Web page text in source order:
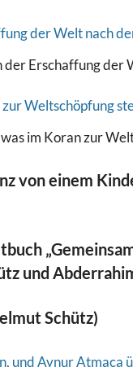
Erschaffung der
im Koran zur
von einem
und
Schütz)